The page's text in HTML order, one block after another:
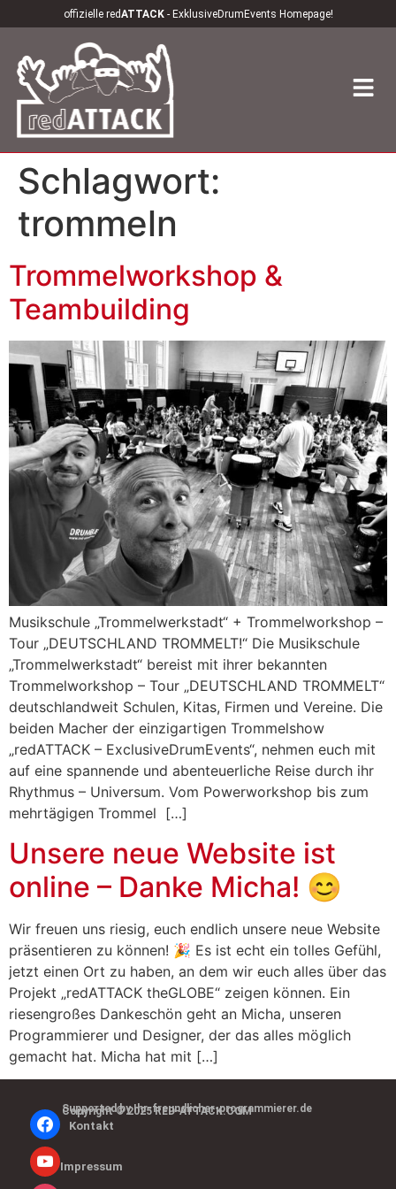
offizielle redATTACK- ExklusiveDrumEvents Homepage!
Schlagwort:
trommeln
Trommelworkshop &
Teambuilding
Musikschule „Trommelwerkstadt“ + Trommelworkshop –
Tour „DEUTSCHLAND TROMMELT!“ Die Musikschule
„Trommelwerkstadt“ bereist mit ihrer bekannten
Trommelworkshop – Tour „DEUTSCHLAND TROMMELT“
deutschlandweit Schulen, Kitas, Firmen und Vereine. Die
beiden Macher der einzigartigen Trommelshow
„redATTACK – ExclusiveDrumEvents“, nehmen euch mit
auf eine spannende und abenteuerliche Reise durch ihr
Rhythmus – Universum. Vom Powerworkshop bis zum
mehrtägigen Trommel […]
Unsere neue Website ist
online – Danke Micha! 😊
Wir freuen uns riesig, euch endlich unsere neue Website
präsentieren zu können! 🎉 Es ist echt ein tolles Gefühl,
jetzt einen Ort zu haben, an dem wir euch alles über das
Projekt „redATTACK theGLOBE“ zeigen können. Ein
riesengroßes Dankeschön geht an Micha, unseren
Programmierer und Designer, der das alles möglich
gemacht hat. Micha hat mit […]
Kontakt
Impressum
Copyright © 2025 RED-ATTACK.COM
Supported by Ihr-freundlicher-programmierer.de